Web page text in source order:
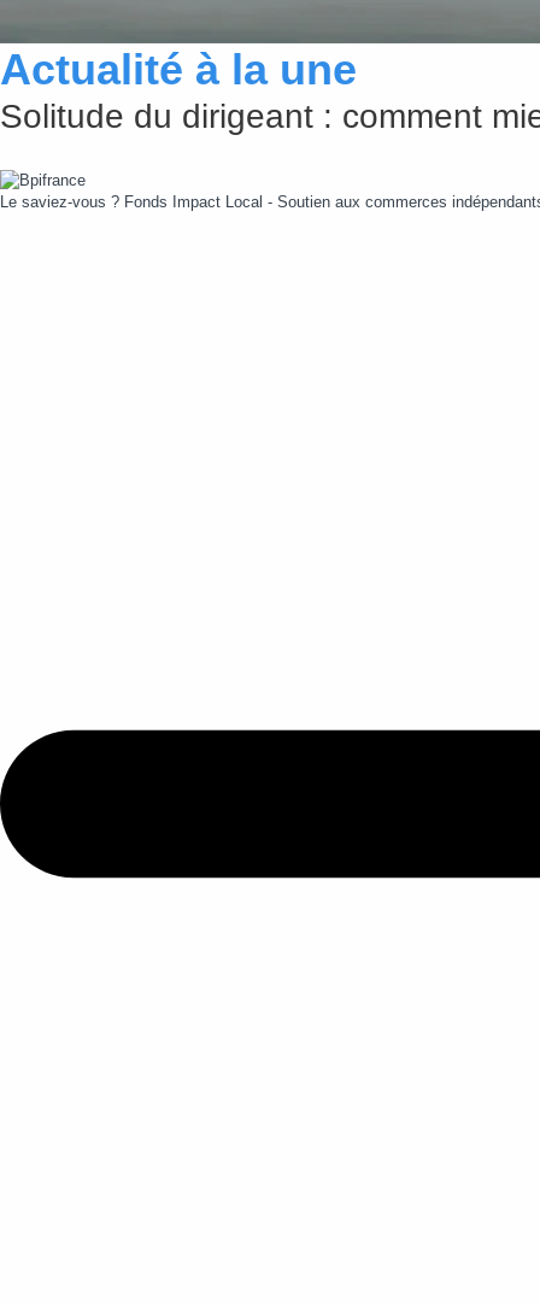
Actualité à la une
Solitude du dirigeant : comment
Le saviez-vous ? Fonds Impact Local - Soutien aux commerces